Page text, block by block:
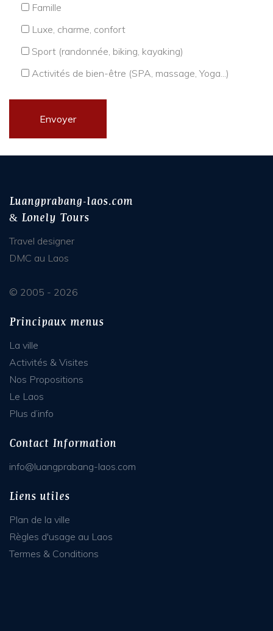
Famille
Luxe, charme, confort
Sport (randonnée, biking, kayaking)
Activités de bien-être (SPA, massage, Yoga...)
Luangprabang-laos.com
& Lonely Tours
Travel designer
DMC au Laos
© 2005 - 2026
Principaux menus
La ville
Activités & Visites
Nos Propositions
Le Laos
Plus d’info
Contact Information
info@luangprabang-laos.com
Liens utiles
Plan de la ville
Règles d'usage au Laos
Termes & Conditions